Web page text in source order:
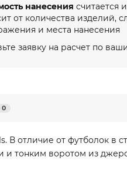
нанесения считается
от количества изделий,
и места нанесения
заявку на расчет по
0
В отличие от футболок в
тонким воротом из